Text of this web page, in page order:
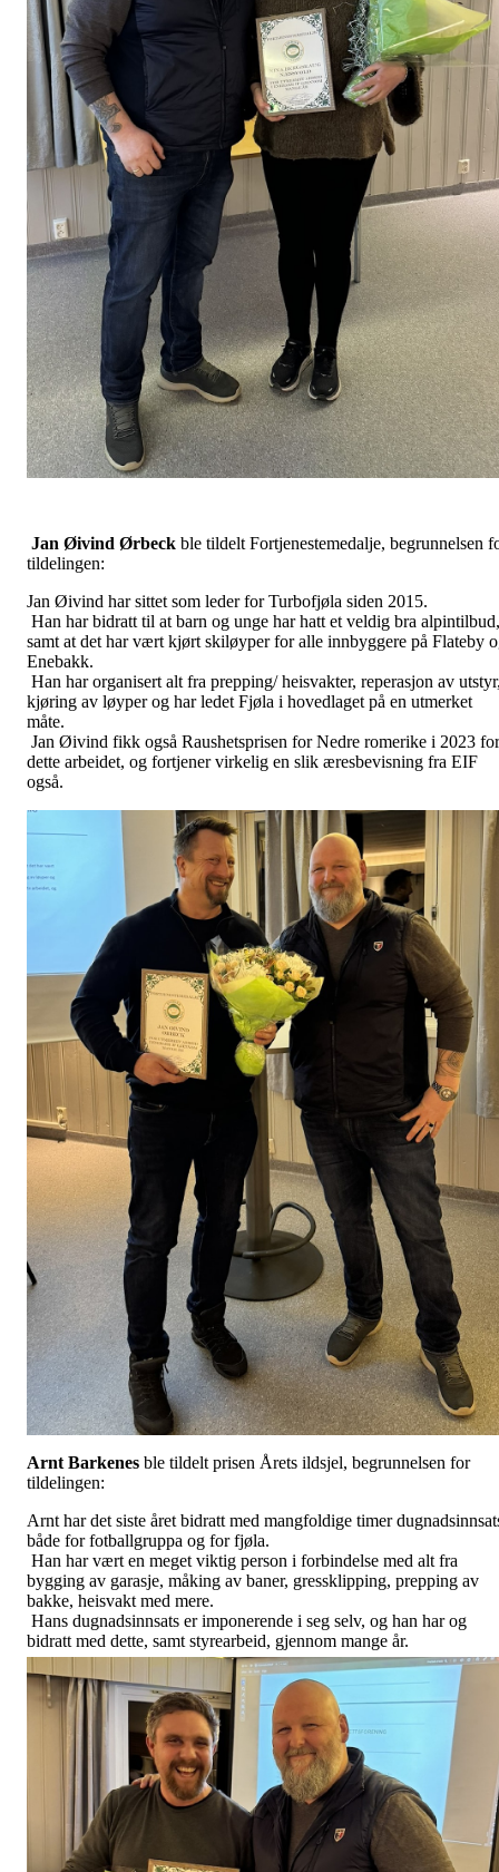
Jan Øivind Ørbeck ble tildelt Fortjenestemedalje, begrunnelsen
tildelingen:
Jan Øivind har sittet som leder for Turbofjøla siden 2015.
Han har bidratt til at barn og unge har hatt et veldig bra alpintilbud,
samt at det har vært kjørt skiløyper for alle innbyggere på Flateby
Enebakk.
Han har organisert alt fra prepping/ heisvakter, reperasjon av
kjøring av løyper og har ledet Fjøla i hovedlaget på en utmerket
måte.
Jan Øivind fikk også Raushetsprisen for Nedre romerike i 2023 for
dette arbeidet, og fortjener virkelig en slik æresbevisning fra EIF
også.
Arnt Barkenes ble tildelt prisen Årets ildsjel, begrunnelsen for
tildelingen:
Arnt har det siste året bidratt med mangfoldige timer
både for fotballgruppa og for fjøla.
Han har vært en meget viktig person i forbindelse med alt fra
bygging av garasje, måking av baner, gressklipping, prepping av
bakke, heisvakt med mere.
Hans dugnadsinnsats er imponerende i seg selv, og han har og
bidratt med dette, samt styrearbeid, gjennom mange år.